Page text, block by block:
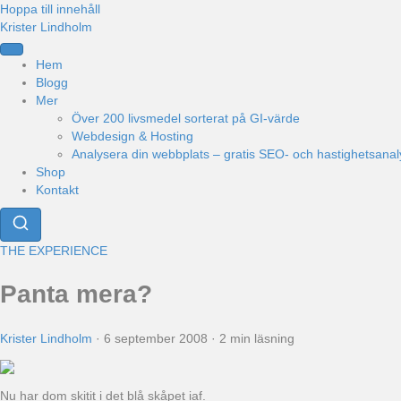
Hoppa till innehåll
Krister Lindholm
Hem
Blogg
Mer
Över 200 livsmedel sorterat på GI-värde
Webdesign & Hosting
Analysera din webbplats – gratis SEO- och
Shop
Kontakt
THE EXPERIENCE
Panta mera?
Krister Lindholm · 6 september 2008 · 2 min läsning
Nu har dom skitit i det blå skåpet iaf.